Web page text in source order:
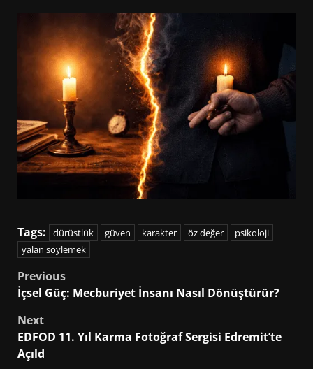
Tags: dürüstlük güven karakter öz değer
psikoloji
yalan söylemek
Post
navigation
Previous
İçsel Güç: Mecburiyet İnsanı Nasıl Dönüştürür?
Next
EDFOD 11. Yıl Karma Fotoğraf Sergisi Edremit’te
Açıld